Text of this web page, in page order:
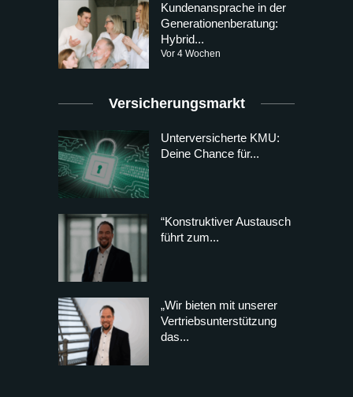
Kundenansprache in der
Generationenberatung:
Hybrid...
Vor 4 Wochen
Versicherungsmarkt
Unterversicherte KMU:
Deine Chance für...
“Konstruktiver Austausch
führt zum...
„Wir bieten mit unserer
Vertriebsunterstützung
das...